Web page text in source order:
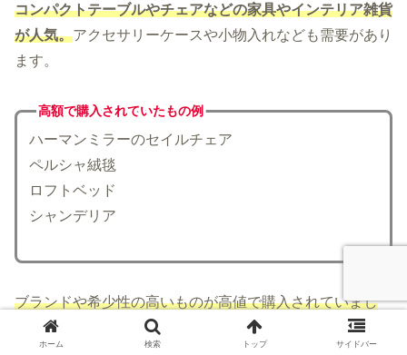
コンパクトテーブルやチェアなどの家具やインテリア雑貨
が人気。アクセサリーケースや小物入れなども需要があり
ます。
高額で購入されていたもの例
ハーマンミラーのセイルチェア
ペルシャ絨毯
ロフトベッド
シャンデリア
ブランドや希少性の高いものが高値で購入されていまし
。
ホーム 検索 トップ サイドバー